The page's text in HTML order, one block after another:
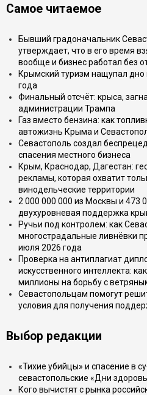
Самое читаемое
Бывший градоначальник
утверждает, что в его время
вообще и бизнес работал без
Крымский туризм нащупал дно
года
Финальный отсчёт: крыса,
администрации Трампа
Газ вместо бензина: как
автожизнь Крыма и
Севастополь создал
спасения местного бизнеса
Крым, Краснодар, Дагестан:
рекламы, которая охватит
винодельческие территории
2 000 000 000 из Москвы и 473
двухуровневая поддержка
Ручьи под контролем: как
многострадальные ливнёвки
июля 2026 года
Проверка на антиплагиат
искусственного интеллекта:
миллионы на борьбу с
Севастопольцам помогут
условия для получения
Выбор редакции
«Тихие убийцы» и спасение в
севастопольские «Дни
Кого вычистят с рынка